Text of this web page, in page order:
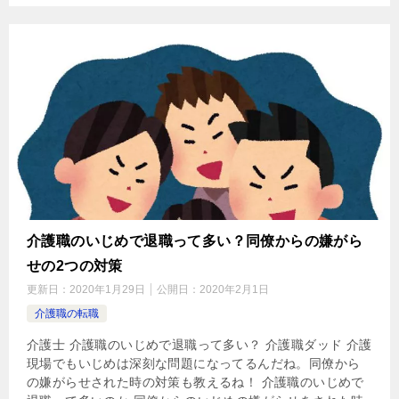
介護職のいじめで退職って多い？同僚からの嫌がら
せの2つの対策
更新日： 2020年1月29日 公開日： 2020年2月1日
介護職の転職
介護士 介護職のいじめで退職って多い？ 介護職ダッド 介護
現場でもいじめは深刻な問題になってるんだね。同僚から
の嫌がらせされた時の対策も教えるね！ 介護職のいじめで